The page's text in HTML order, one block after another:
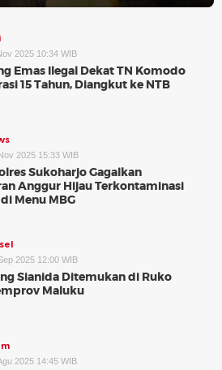
2025 10:34 WIB
Emas Ilegal Dekat TN Komodo
15 Tahun, Diangkut ke NTB
2025 15:33 WIB
Sukoharjo Gagalkan
Anggur Hijau Terkontaminasi
Menu MBG
2025 12:00 WIB
Sianida Ditemukan di Ruko
Maluku
2025 14:45 WIB